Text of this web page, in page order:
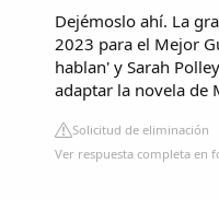
Dejémoslo ahí. La
2023 para el Mejor
hablan' y Sarah
adaptar la novela de
Solicitud de eliminación
Ver respuesta completa en